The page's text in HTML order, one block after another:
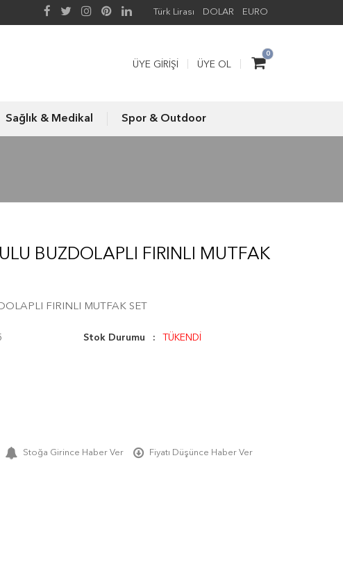
Türk Lirası DOLAR EURO
0
ÜYE GIRIŞI ÜYE OL
Sağlık & Medikal Spor & Outdoor
BUZDOLAPLI FIRINLI MUTFAK
FIRINLI MUTFAK SET
Stok Durumu TÜKENDİ
Stoğa Girince Haber Ver Fiyatı Düşünce Haber Ver